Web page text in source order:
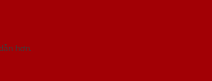
hơn.